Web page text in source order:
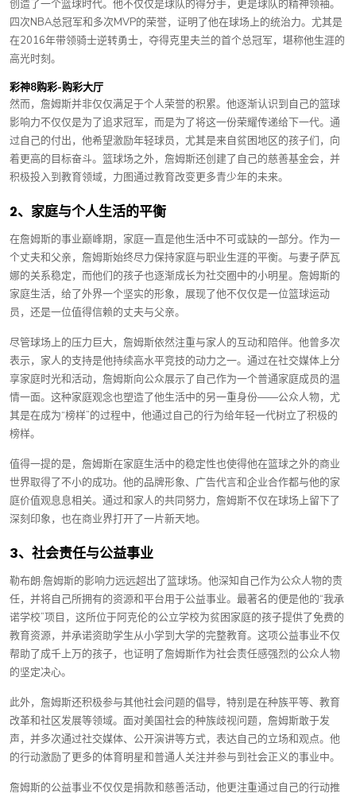
创造了一个篮球时代。他不仅仅是球队的得分手，更是球队的精神领袖。
四次NBA总冠军和多次MVP的荣誉，证明了他在球场上的统治力。尤其是
在2016年带领骑士逆转勇士，夺得克里夫兰的首个总冠军，堪称他生涯的
高光时刻。
彩神8购彩-购彩大厅
然而，詹姆斯并非仅仅满足于个人荣誉的积累。他逐渐认识到自己的篮球
影响力不仅仅是为了追求冠军，而是为了将这一份荣耀传递给下一代。通
过自己的付出，他希望激励年轻球员，尤其是来自贫困地区的孩子们，向
着更高的目标奋斗。篮球场之外，詹姆斯还创建了自己的慈善基金会，并
积极投入到教育领域，力图通过教育改变更多青少年的未来。
2、家庭与个人生活的平衡
在詹姆斯的事业巅峰期，家庭一直是他生活中不可或缺的一部分。作为一
个丈夫和父亲，詹姆斯始终尽力保持家庭与职业生涯的平衡。与妻子萨瓦
娜的关系稳定，而他们的孩子也逐渐成长为社交圈中的小明星。詹姆斯的
家庭生活，给了外界一个坚实的形象，展现了他不仅仅是一位篮球运动
员，还是一位值得信赖的丈夫与父亲。
尽管球场上的压力巨大，詹姆斯依然注重与家人的互动和陪伴。他曾多次
表示，家人的支持是他持续高水平竞技的动力之一。通过在社交媒体上分
享家庭时光和活动，詹姆斯向公众展示了自己作为一个普通家庭成员的温
情一面。这种家庭观念也塑造了他生活中的另一重身份——公众人物，尤
其是在成为“榜样”的过程中，他通过自己的行为给年轻一代树立了积极的
榜样。
值得一提的是，詹姆斯在家庭生活中的稳定性也使得他在篮球之外的商业
世界取得了不小的成功。他的品牌形象、广告代言和企业合作都与他的家
庭价值观息息相关。通过和家人的共同努力，詹姆斯不仅在球场上留下了
深刻印象，也在商业界打开了一片新天地。
3、社会责任与公益事业
勒布朗·詹姆斯的影响力远远超出了篮球场。他深知自己作为公众人物的责
任，并将自己所拥有的资源和平台用于公益事业。最著名的便是他的“我承
诺学校”项目，这所位于阿克伦的公立学校为贫困家庭的孩子提供了免费的
教育资源，并承诺资助学生从小学到大学的完整教育。这项公益事业不仅
帮助了成千上万的孩子，也证明了詹姆斯作为社会责任感强烈的公众人物
的坚定决心。
此外，詹姆斯还积极参与其他社会问题的倡导，特别是在种族平等、教育
改革和社区发展等领域。面对美国社会的种族歧视问题，詹姆斯敢于发
声，并多次通过社交媒体、公开演讲等方式，表达自己的立场和观点。他
的行动激励了更多的体育明星和普通人关注并参与到社会正义的事业中。
詹姆斯的公益事业不仅仅是捐款和慈善活动，他更注重通过自己的行动推